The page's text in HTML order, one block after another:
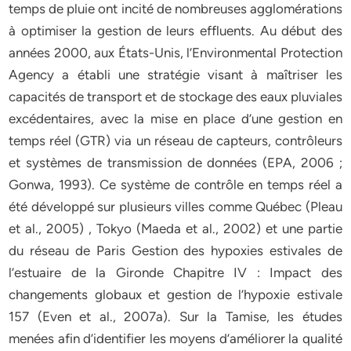
temps de pluie ont incité de nombreuses agglomérations
à optimiser la gestion de leurs effluents. Au début des
années 2000, aux États-Unis, l’Environmental Protection
Agency a établi une stratégie visant à maîtriser les
capacités de transport et de stockage des eaux pluviales
excédentaires, avec la mise en place d’une gestion en
temps réel (GTR) via un réseau de capteurs, contrôleurs
et systèmes de transmission de données (EPA, 2006 ;
Gonwa, 1993). Ce système de contrôle en temps réel a
été développé sur plusieurs villes comme Québec (Pleau
et al., 2005) , Tokyo (Maeda et al., 2002) et une partie
du réseau de Paris Gestion des hypoxies estivales de
l’estuaire de la Gironde Chapitre IV : Impact des
changements globaux et gestion de l’hypoxie estivale
157 (Even et al., 2007a). Sur la Tamise, les études
menées afin d’identifier les moyens d’améliorer la qualité